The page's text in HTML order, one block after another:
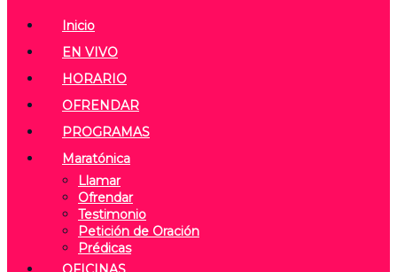
Inicio
EN VIVO
HORARIO
OFRENDAR
PROGRAMAS
Maratónica
Llamar
Ofrendar
Testimonio
Petición de Oración
Prédicas